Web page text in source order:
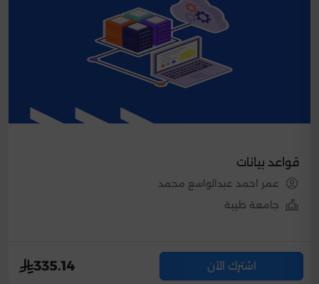
قواعد بيانات
عمر احمد عبدالواسع محمد
جامعة طيبة
اشترك الآن 335.14